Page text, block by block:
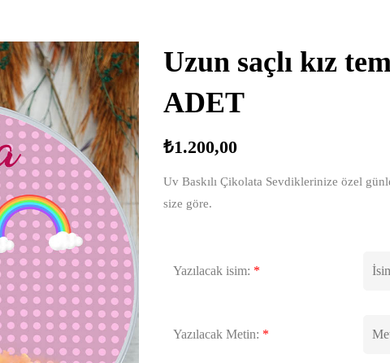
Uzun saçlı kız
ADET
₺1.200,00
Uv Baskılı Çikolata Sevdiklerinize özel
size göre.
Yazılacak isim: *
Yazılacak Metin: *